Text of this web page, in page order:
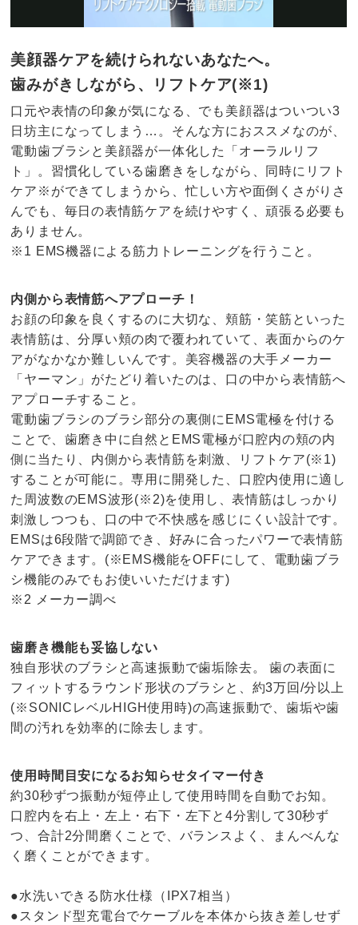
美顔器ケアを続けられないあなたへ。
歯みがきしながら、リフトケア(※1)
口元や表情の印象が気になる、でも美顔器はついつい3
日坊主になってしまう…。そんな方におススメなのが、
電動歯ブラシと美顔器が一体化した「オーラルリフ
ト」。習慣化している歯磨きをしながら、同時にリフト
ケア※ができてしまうから、忙しい方や面倒くさがりさ
んでも、毎日の表情筋ケアを続けやすく、頑張る必要も
ありません。
※1 EMS機器による筋力トレーニングを行うこと。
内側から表情筋へアプローチ！
お顔の印象を良くするのに大切な、頬筋・笑筋といった
表情筋は、分厚い頬の肉で覆われていて、表面からのケ
アがなかなか難しいんです。美容機器の大手メーカー
「ヤーマン」がたどり着いたのは、口の中から表情筋へ
アプローチすること。
電動歯ブラシのブラシ部分の裏側にEMS電極を付ける
ことで、歯磨き中に自然とEMS電極が口腔内の頬の内
側に当たり、内側から表情筋を刺激、リフトケア(※1)
することが可能に。専用に開発した、口腔内使用に適し
た周波数のEMS波形(※2)を使用し、表情筋はしっかり
刺激しつつも、口の中で不快感を感じにくい設計です。
EMSは6段階で調節でき、好みに合ったパワーで表情筋
ケアできます。(※EMS機能をOFFにして、電動歯ブラ
シ機能のみでもお使いいただけます)
※2 メーカー調べ
歯磨き機能も妥協しない
独自形状のブラシと高速振動で歯垢除去。 歯の表面に
フィットするラウンド形状のブラシと、約3万回/分以上
(※SONICレベルHIGH使用時)の高速振動で、歯垢や歯
間の汚れを効率的に除去します。
使用時間目安になるお知らせタイマー付き
約30秒ずつ振動が短停止して使用時間を自動でお知。
口腔内を右上・左上・右下・左下と4分割して30秒ず
つ、合計2分間磨くことで、バランスよく、まんべんな
く磨くことができます。
●水洗いできる防水仕様（IPX7相当）
●スタンド型充電台でケーブルを本体から抜き差しせず